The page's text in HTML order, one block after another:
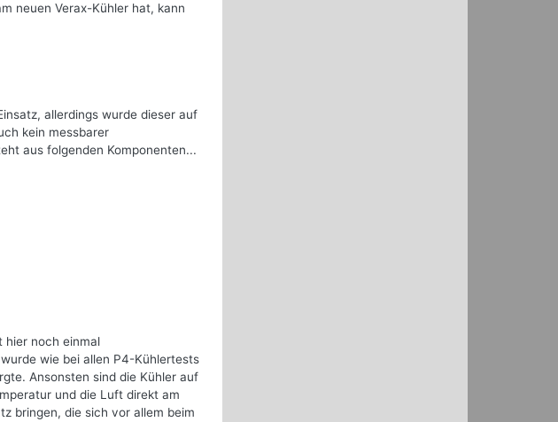
neuen Verax-Kühler hat, kann
allerdings wurde dieser auf
kein messbarer
aus folgenden Komponenten...
hier noch einmal
wie bei allen P4-Kühlertests
Ansonsten sind die Kühler auf
und die Luft direkt am
bringen, die sich vor allem beim